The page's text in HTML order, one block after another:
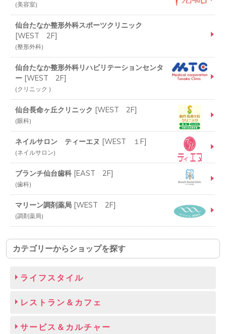
美容室
仙台たなか整形外科スポーツクリニック
[WEST 2F]
整形外科
仙台たなか整形外科リハビリテーションセンタ
ー [WEST 2F]
クリニック
仙台長命ヶ丘クリニック [WEST 2F]
眼科
ネイルサロン ティーエヌ [WEST １F]
ネイルサロン
ブランチ仙台歯科 [EAST 2F]
歯科
マリーン調剤薬局 [WEST 2F]
調剤薬局
カテゴリーからショップを探す
ライフスタイル
レストラン＆カフェ
サービス＆カルチャー